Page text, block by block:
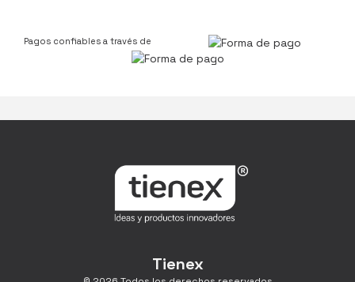
Pagos confiables a través de
Tienex